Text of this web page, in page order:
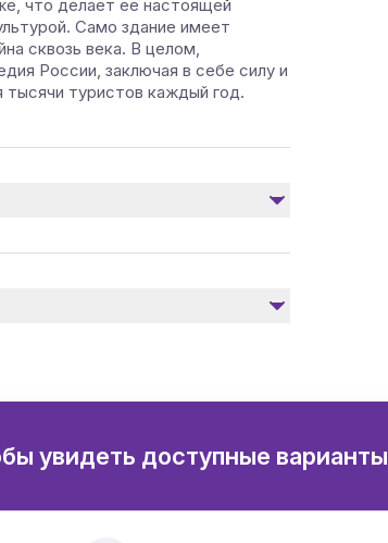
что делает ее настоящей
Само здание имеет
сквозь века. В целом,
России, заключая в себе силу и
тысячи туристов каждый год.
увидеть доступные варианты